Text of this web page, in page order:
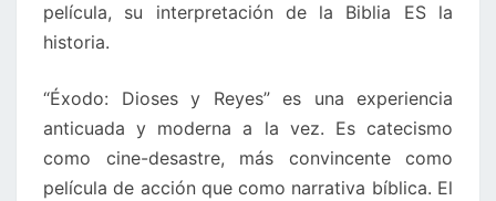
película, su interpretación de la Biblia ES la
historia.
“Éxodo: Dioses y Reyes” es una experiencia
anticuada y moderna a la vez. Es catecismo
como cine-desastre, más convincente como
película de acción que como narrativa bíblica. El